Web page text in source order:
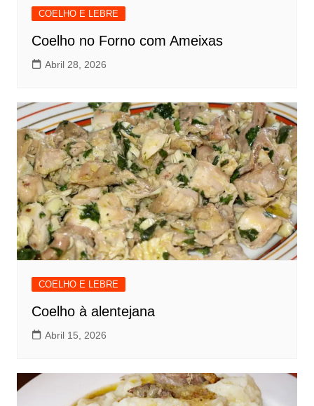
COELHO E LEBRE
Coelho no Forno com Ameixas
Abril 28, 2026
COELHO E LEBRE
Coelho à alentejana
Abril 15, 2026